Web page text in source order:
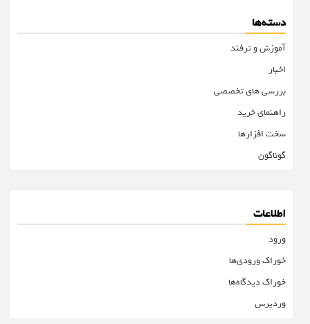
دسته‌ها
آموزش و ترفند
اخبار
بررسی های تخصصی
راهنمای خرید
سخت افزارها
گوناگون
اطلاعات
ورود
خوراک ورودی‌ها
خوراک دیدگاه‌ها
وردپرس